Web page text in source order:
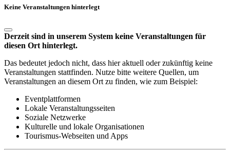
Keine Veranstaltungen hinterlegt
Derzeit sind in unserem System keine Veranstaltungen für
diesen Ort hinterlegt.
Das bedeutet jedoch nicht, dass hier aktuell oder zukünftig keine
Veranstaltungen stattfinden. Nutze bitte weitere Quellen, um
Veranstaltungen an diesem Ort zu finden, wie zum Beispiel:
Eventplattformen
Lokale Veranstaltungsseiten
Soziale Netzwerke
Kulturelle und lokale Organisationen
Tourismus-Webseiten und Apps